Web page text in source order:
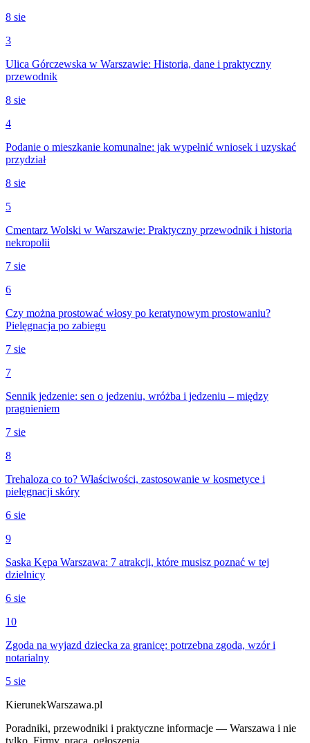
8 sie
3
Ulica Górczewska w Warszawie: Historia, dane i praktyczny
przewodnik
8 sie
4
Podanie o mieszkanie komunalne: jak wypełnić wniosek i uzyskać
przydział
8 sie
5
Cmentarz Wolski w Warszawie: Praktyczny przewodnik i historia
nekropolii
7 sie
6
Czy można prostować włosy po keratynowym prostowaniu?
Pielęgnacja po zabiegu
7 sie
7
Sennik jedzenie: sen o jedzeniu, wróżba i jedzeniu – między
pragnieniem
7 sie
8
Trehaloza co to? Właściwości, zastosowanie w kosmetyce i
pielęgnacji skóry
6 sie
9
Saska Kępa Warszawa: 7 atrakcji, które musisz poznać w tej
dzielnicy
6 sie
10
Zgoda na wyjazd dziecka za granicę: potrzebna zgoda, wzór i
notarialny
5 sie
KierunekWarszawa.pl
Poradniki, przewodniki i praktyczne informacje — Warszawa i nie
tylko. Firmy, praca, ogłoszenia.